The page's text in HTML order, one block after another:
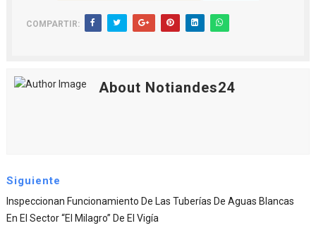
COMPARTIR:
About Notiandes24
Siguiente
Inspeccionan Funcionamiento De Las Tuberías De Aguas Blancas
En El Sector “El Milagro” De El Vigía